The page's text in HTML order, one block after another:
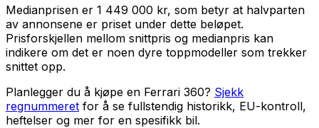
Medianprisen er 1 449 000 kr, som betyr at halvparten
av annonsene er priset under dette beløpet.
Prisforskjellen mellom snittpris og medianpris kan
indikere om det er noen dyre toppmodeller som trekker
snittet opp.
Planlegger du å kjøpe en Ferrari 360? Sjekk
regnummeret for å se fullstendig historikk, EU-kontroll,
heftelser og mer for en spesifikk bil.